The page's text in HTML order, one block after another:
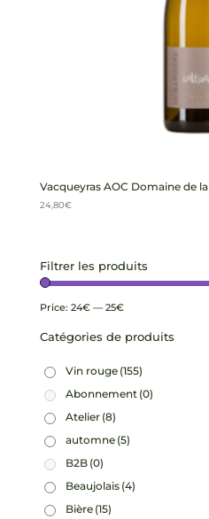
Vacqueyras AOC Domaine de
24,80€
Filtrer les produits
Price: 24€— 25€
Catégories de produits
Vin rouge (155)
Abonnement (0)
Atelier (8)
automne (5)
B2B (0)
Beaujolais (4)
Bière (15)